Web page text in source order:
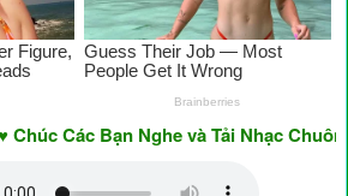
Các Bạn Nghe và Tải Nhạc Chuông